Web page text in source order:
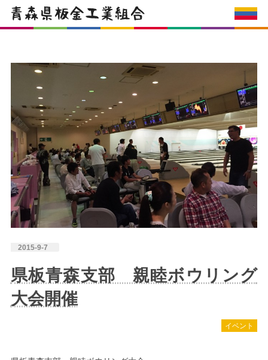
2015-9-7
県板青森支部 親睦ボウリング
大会開催
イベント